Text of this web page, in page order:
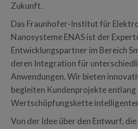
Zukunft.
Das Fraunhofer-Institut für
Nanosysteme ENAS ist der
Entwicklungspartner im Bereich
deren Integration für
Anwendungen. Wir bieten
begleiten Kundenprojekte
Wertschöpfungskette
Von der Idee über den Entwurf, die